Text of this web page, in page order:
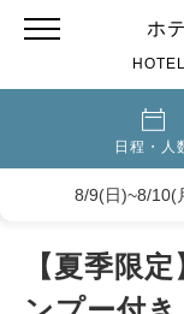
ホ
日程・人
8/9(日)~8/10(
【夏季限